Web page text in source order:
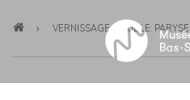
main
content
Breadcrumb
VERNISSAGE DOUBLE: